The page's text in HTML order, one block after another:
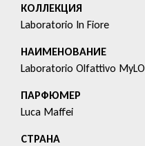
КОЛЛЕКЦИЯ
Laboratorio In Fiore
HАИМЕНОВАНИЕ
Laboratorio Olfattivo MyLO
ПАРФЮМЕР
Luca Maffei
СТРАНА